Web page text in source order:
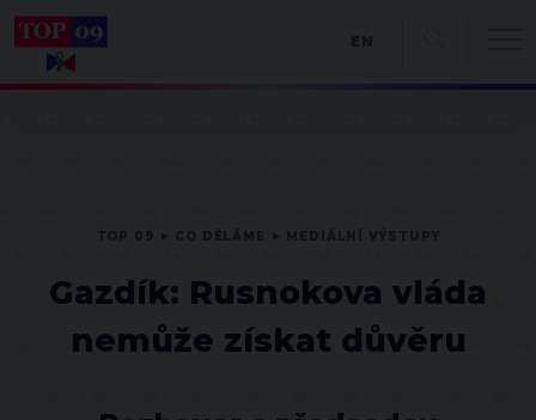
Gazdík: Rusnokova vláda
nemůže získat důvěru